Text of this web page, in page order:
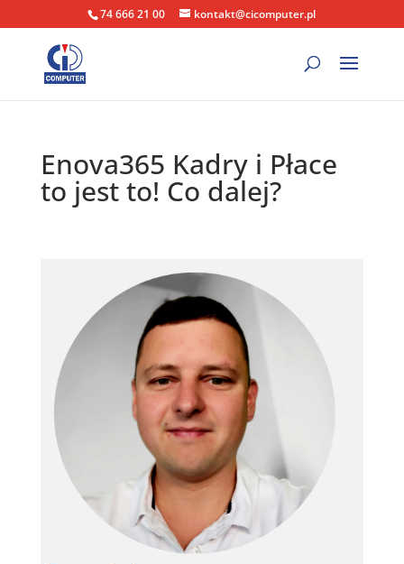
74 666 21 00 kontakt@cicomputer.pl
Enova365 Kadry i Płace
to jest to! Co dalej?